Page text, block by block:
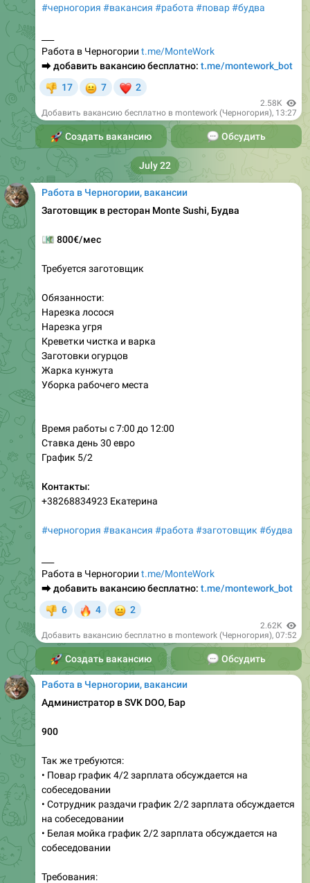
#черногория #вакансия #работа #повар#будва
Работа в Черногории t.me/MonteWork
⮕добавить вакансию бесплатно: t.me/montework_bot
17 7
❤
2
2.58K
Добавить вакансию бесплатно в montework (Черногория), 13:27
Создать вакансию💬Обсудить
Работа в Черногории, вакансии
Заготовщик в ресторан Monte Sushi, Будва
800€/мес
Требуется заготовщик
Обязанности:
Нарезка лосося
Нарезка угря
Креветки чистка и варка
Заготовки огурцов
Жарка кунжута
Уборка рабочего места
Время работы с 7:00 до 12:00
Ставка день 30 евро
График 5/2
Контакты:
+38268834923 Екатерина
#черногория #вакансия #работа #заготовщик#будва
Работа в Черногории t.me/MonteWork
⮕добавить вакансию бесплатно: t.me/montework_bot
6 4
😐
2
2.62K
Добавить вакансию бесплатно в montework (Черногория), 07:52
Создать вакансию💬Обсудить
July 22
Работа в Черногории, вакансии
Администратор в SVK DOO, Бар
900
Так же требуются:
• Повар график 4/2 зарплата обсуждается на
собеседовании
• Сотрудник раздачи график 2/2 зарплата обсуждается
на собеседовании
• Белая мойка график 2/2 зарплата обсуждается на
собеседовании
Требования: